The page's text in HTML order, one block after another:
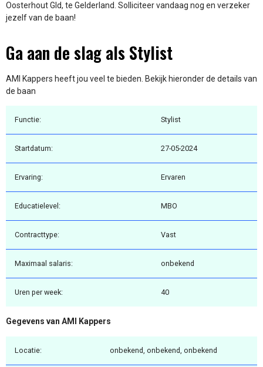
Oosterhout Gld, te Gelderland. Solliciteer vandaag nog en verzeker
jezelf van de baan!
Ga aan de slag als Stylist
AMI Kappers heeft jou veel te bieden. Bekijk hieronder de details van
de baan
Functie: Stylist
Startdatum: 27-05-2024
Ervaring: Ervaren
Educatielevel: MBO
Contracttype: Vast
Maximaal salaris: onbekend
Uren per week: 40
Gegevens van AMI Kappers
Locatie: onbekend, onbekend, onbekend